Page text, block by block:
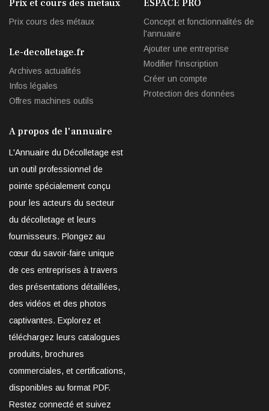
Prix et cours des métaux
Prix cours des métaux
Le-decolletage.fr
Archives actualités
Infos légales
Offres machines outils
ESPACE PRO
Concept et fonctionnalités de
l'annuaire
Ajouter une entreprise
Modifier l'inscription
Créer un compte
Protection des données
A propos de l'annuaire
L'Annuaire du Décolletage est
un outil professionnel de
pointe spécialement conçu
pour les acteurs du secteur
du décolletage et leurs
fournisseurs. Plongez au
cœur du savoir-faire unique
de ces entreprises à travers
des présentations détaillées,
des vidéos et des photos
captivantes. Explorez et
téléchargez leurs catalogues
produits, brochures
commerciales, et certifications,
disponibles au format PDF.
Restez connecté et suivez